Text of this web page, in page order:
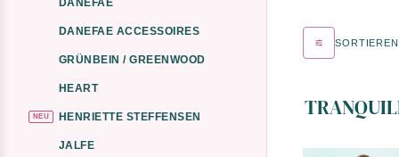
DANEFAE
DANEFAE ACCESSOIRES
GRÜNBEIN / GREENWOOD
HEART
NEU HENRIETTE STEFFENSEN
JALFE
und faire
Wir ziehen Dich
traumhafte